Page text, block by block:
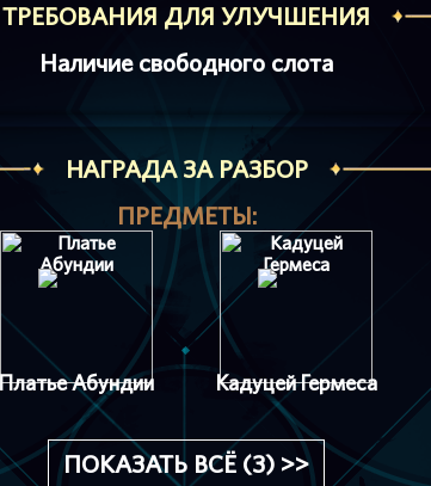
ТРЕБОВАНИЯ ДЛЯ УЛУЧШЕНИЯ
Наличие свободного слота
НАГРАДА ЗА РАЗБОР
ПРЕДМЕТЫ:
Платье Абундии Кадуцей Гермеса
ПОКАЗАТЬ ВСЁ (3) >>